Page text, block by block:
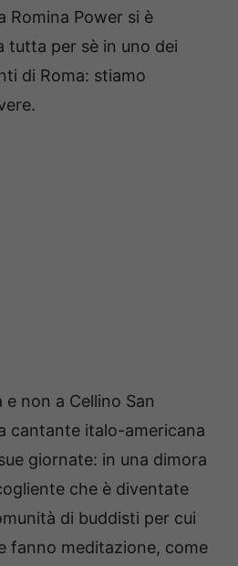
Romina Power si è
tutta per sè in uno dei
di Roma: stiamo
non a Cellino San
cantante italo-americana
giornate: in una dimora
che è diventate
di buddisti per cui
fanno meditazione, come